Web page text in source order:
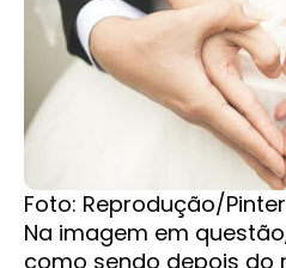
Foto: Reprodução/
Na imagem em
como sendo depois do